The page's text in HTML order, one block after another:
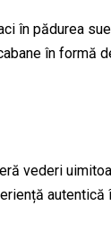
în pădurea
în formă
vederi
autentică